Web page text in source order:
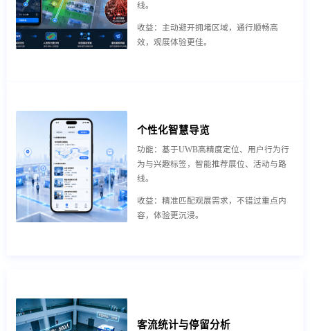
线。
收益：主动避开拥堵区域，通行顺畅高
效，观展体验更佳。
个性化智慧导览
功能：基于UWB高精度定位、用户行为行
为与兴趣标签，智能推荐展位、活动与路
线。
收益：精准匹配观展需求，不错过重点内
容，体验更沉浸。
客流统计与停留分析